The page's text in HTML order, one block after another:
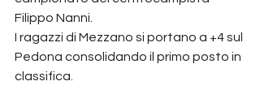
Filippo Nanni.
I ragazzi di Mezzano si portano a +4 sul
Pedona consolidando il primo posto in
classifica.